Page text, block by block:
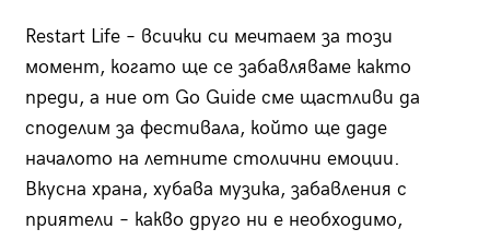
Restart Life – всички си мечтаем за този
момент, когато ще се забавляваме както
преди, а ние от Go Guide сме щастливи да
споделим за фестивала, който ще даде
началото на летните столични емоции.
Вкусна храна, хубава музика, забавления с
приятели – какво друго ни е необходимо,